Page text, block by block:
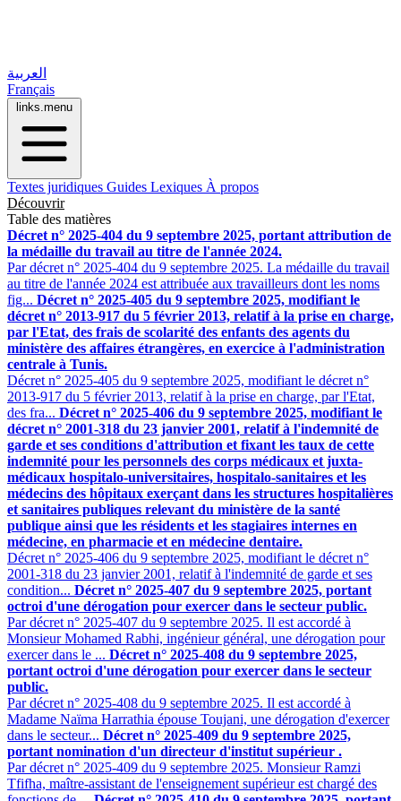
العربية
Français
links.menu
Textes juridiques Guides Lexiques À propos
Découvrir
Table des matières
Décret n° 2025-404 du 9 septembre 2025, portant attribution de
la médaille du travail au titre de l'année 2024.
Par décret n° 2025-404 du 9 septembre 2025. La médaille du travail
au titre de l'année 2024 est attribuée aux travailleurs dont les noms
fig... Décret n° 2025-405 du 9 septembre 2025, modifiant le
décret n° 2013-917 du 5 février 2013, relatif à la prise en charge,
par l'Etat, des frais de scolarité des enfants des agents du
ministère des affaires étrangères, en exercice à l'administration
centrale à Tunis.
Décret n° 2025-405 du 9 septembre 2025, modifiant le décret n°
2013-917 du 5 février 2013, relatif à la prise en charge, par l'Etat,
des fra... Décret n° 2025-406 du 9 septembre 2025, modifiant le
décret n° 2001-318 du 23 janvier 2001, relatif à l'indemnité de
garde et ses conditions d'attribution et fixant les taux de cette
indemnité pour les personnels des corps médicaux et juxta-
médicaux hospitalo-universitaires, hospitalo-sanitaires et les
médecins des hôpitaux exerçant dans les structures hospitalières
et sanitaires publiques relevant du ministère de la santé
publique ainsi que les résidents et les stagiaires internes en
médecine, en pharmacie et en médecine dentaire.
Décret n° 2025-406 du 9 septembre 2025, modifiant le décret n°
2001-318 du 23 janvier 2001, relatif à l'indemnité de garde et ses
condition... Décret n° 2025-407 du 9 septembre 2025, portant
octroi d'une dérogation pour exercer dans le secteur public.
Par décret n° 2025-407 du 9 septembre 2025. Il est accordé à
Monsieur Mohamed Rabhi, ingénieur général, une dérogation pour
exercer dans le ... Décret n° 2025-408 du 9 septembre 2025,
portant octroi d'une dérogation pour exercer dans le secteur
public.
Par décret n° 2025-408 du 9 septembre 2025. Il est accordé à
Madame Naïma Harrathia épouse Toujani, une dérogation d'exercer
dans le secteur... Décret n° 2025-409 du 9 septembre 2025,
portant nomination d'un directeur d'institut supérieur .
Par décret n° 2025-409 du 9 septembre 2025. Monsieur Ramzi
Tfifha, maître-assistant de l'enseignement supérieur est chargé des